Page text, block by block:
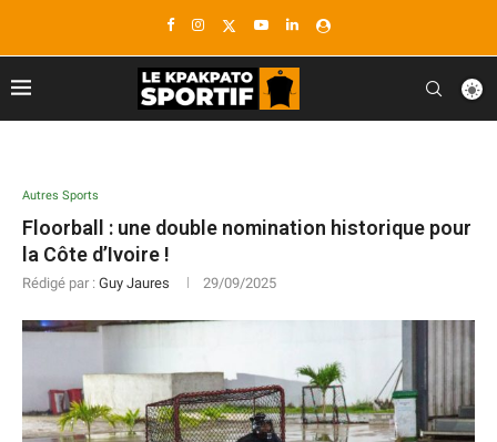
Autres Sports
Floorball : une double nomination historique pour
la Côte d’Ivoire !
Rédigé par : Guy Jaures 29/09/2025